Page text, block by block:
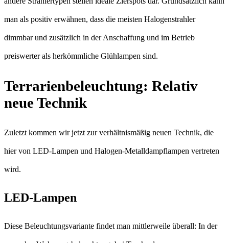
man als positiv erwähnen, dass die meisten Halogenstrahler
dimmbar und zusätzlich in der Anschaffung und im Betrieb
preiswerter als herkömmliche Glühlampen sind.
Terrarienbeleuchtung: Relativ
neue Technik
Zuletzt kommen wir jetzt zur verhältnismäßig neuen Technik, die
hier von LED-Lampen und Halogen-Metalldampflampen vertreten
wird.
LED-Lampen
Diese Beleuchtungsvariante findet man mittlerweile überall: In der